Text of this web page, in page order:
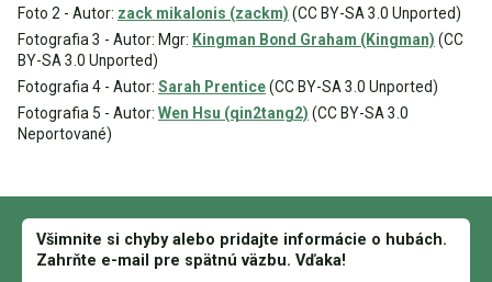
Foto 2 - Autor: zack mikalonis (zackm) (CC BY-SA 3.0 Unported)
Fotografia 3 - Autor: Mgr: Kingman Bond Graham (Kingman) (CC
BY-SA 3.0 Unported)
Fotografia 4 - Autor: Sarah Prentice(CC BY-SA 3.0 Unported)
Fotografia 5 - Autor: Wen Hsu (qin2tang2) (CC BY-SA 3.0
Neportované)